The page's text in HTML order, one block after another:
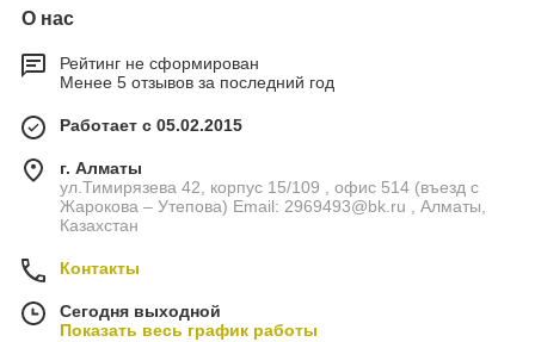
О нас
Рейтинг не сформирован
Менее 5 отзывов за последний год
Работает с 05.02.2015
г. Алматы
ул.Тимирязева 42, корпус 15/109 , офис 514 (въезд с
Жарокова – Утепова) Email: 2969493@bk.ru , Алматы,
Казахстан
Контакты
Сегодня выходной
Показать весь график работы